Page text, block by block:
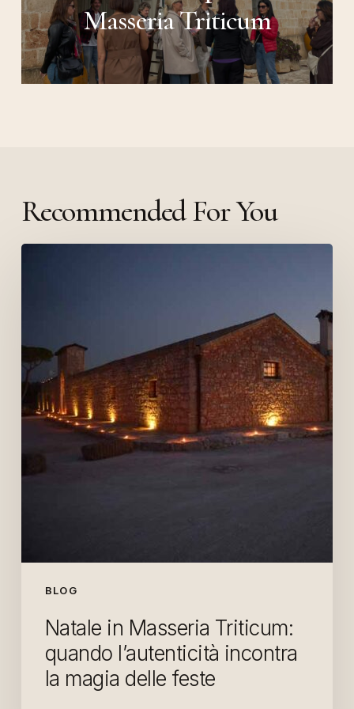
Masseria Triticum
Recommended For You
BLOG
quando
l’autenticità
incontra
la
delle
feste
Natale in Masseria Triticum:
quando l’autenticità incontra
la magia delle feste